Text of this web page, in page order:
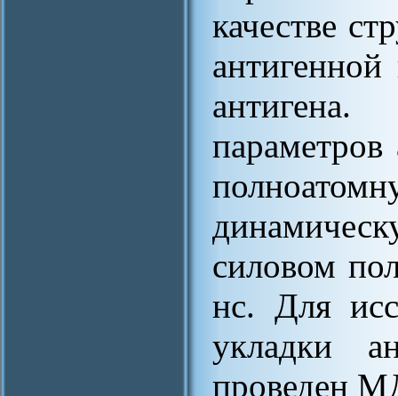
качестве
силовом
нс. Для
укладки
проведен